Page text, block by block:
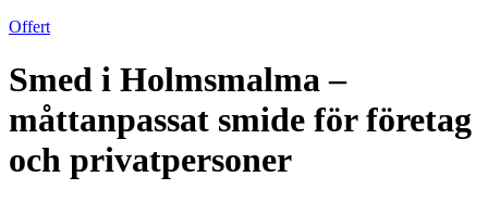
Offert
Smed i Holmsmalma –
måttanpassat smide för företag
och privatpersoner